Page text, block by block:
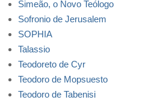
Simeão, o Novo Teólogo
Sofronio de Jerusalem
SOPHIA
Talassio
Teodoreto de Cyr
Teodoro de Mopsuesto
Teodoro de Tabenisi